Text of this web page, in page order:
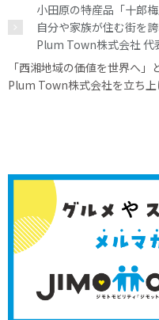
小田原の特産品「十郎
自分や家族が住む街を誇
Plum Town株式会社 代
「西湘地域の価値を世界へ
Plum Town株式会社を立ち上